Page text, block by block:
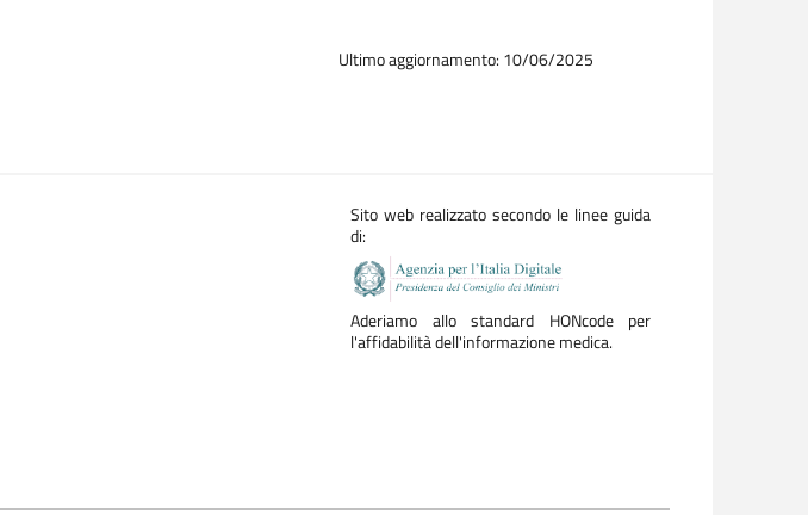
Ultimo aggiornamento: 10/06/2025
Sito web realizzato secondo le linee guida
di:
Aderiamo allo standard HONcode per
l'affidabilità dell'informazione medica.